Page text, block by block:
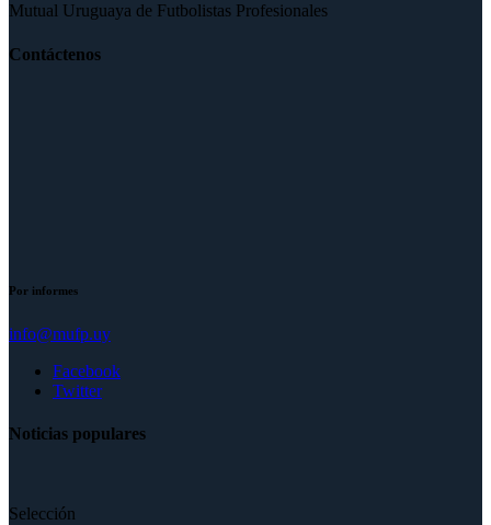
Mutual Uruguaya de Futbolistas Profesionales
Contáctenos
Por informes
info@mufp.uy
Facebook
Twitter
Noticias populares
Selección